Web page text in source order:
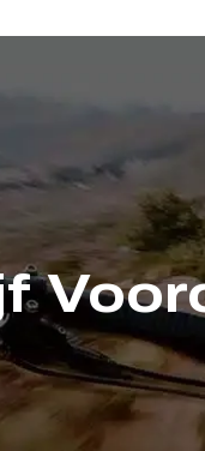
Elektrische fietsen